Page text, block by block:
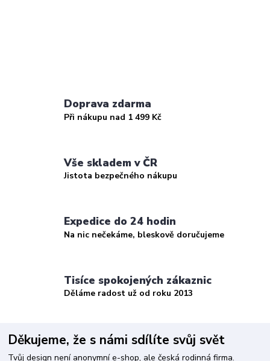
Doprava zdarma
Při nákupu nad 1 499 Kč
Vše skladem v ČR
Jistota bezpečného nákupu
Expedice do 24 hodin
Na nic nečekáme, bleskově doručujeme
Tisíce spokojených zákaznic
Děláme radost už od roku 2013
Děkujeme, že s námi sdílíte svůj svět
Tvůj design není anonymní e-shop, ale česká rodinná firma.